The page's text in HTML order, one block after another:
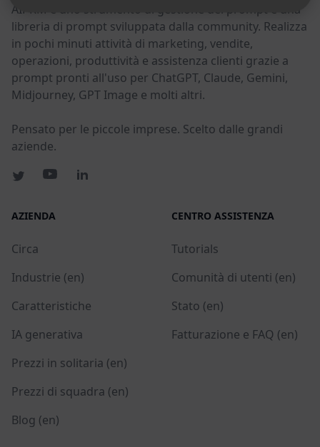
AIPRM è uno strumento di gestione dei prompt e una
libreria di prompt sviluppata dalla community. Realizza
in pochi minuti attività di marketing, vendite,
operazioni, produttività e assistenza clienti grazie a
prompt pronti all'uso per ChatGPT, Claude, Gemini,
Midjourney, GPT Image e molti altri.
Pensato per le piccole imprese. Scelto dalle grandi
aziende.
AZIENDA
Circa
Industrie (en)
Caratteristiche
IA generativa
Prezzi in solitaria (en)
Prezzi di squadra (en)
Blog (en)
CENTRO ASSISTENZA
Tutorials
Comunità di utenti (en)
Stato (en)
Fatturazione e FAQ (en)